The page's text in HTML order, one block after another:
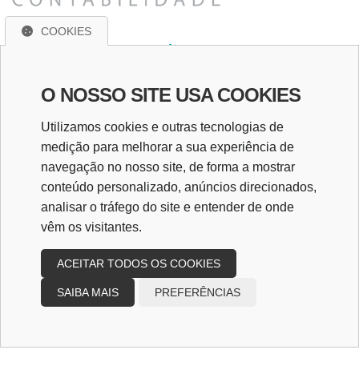
Entre em Contato!
Caso tenha dúvidas sobre nossos serviços, envie
contato@limaescritorio.com.bre nossa equipe
entrará em contato!
Redes Sociais
Copyright 2026
COOKIES
O NOSSO SITE USA COOKIES
Utilizamos cookies e outras tecnologias de
medição para melhorar a sua experiência de
navegação no nosso site, de forma a mostrar
conteúdo personalizado, anúncios direcionados,
analisar o tráfego do site e entender de onde
vêm os visitantes.
ACEITAR TODOS OS COOKIES
SAIBA MAIS PREFERÊNCIAS